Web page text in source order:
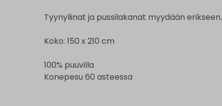
Tyynyliinat ja pussilakanat myydään erikseen.
Koko: 150 x 210 cm
100% puuvilla
Konepesu 60 asteessa